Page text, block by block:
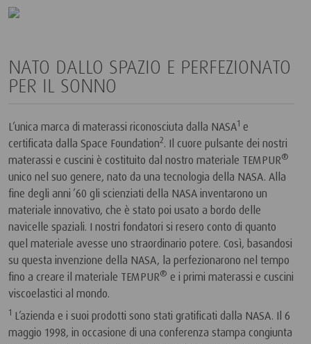
NATO DALLO SPAZIO E PERFEZIONATO
PER IL SONNO
L’unica marca di materassi riconosciuta dalla NASA1 e
certificata dalla Space Foundation2. Il cuore pulsante dei nostri
materassi e cuscini è costituito dal nostro materiale TEMPUR®
unico nel suo genere, nato da una tecnologia della NASA. Alla
fine degli anni ’60 gli scienziati della NASA inventarono un
materiale innovativo, che è stato poi usato a bordo delle
navicelle spaziali. I nostri fondatori si resero conto di quanto
quel materiale avesse uno straordinario potere. Così, basandosi
su questa invenzione della NASA, la perfezionarono nel tempo
fino a creare il materiale TEMPUR® e i primi materassi e cuscini
viscoelastici al mondo.
1 L’azienda e i suoi prodotti sono stati gratificati dalla NASA. Il 6
maggio 1998, in occasione di una conferenza stampa congiunta